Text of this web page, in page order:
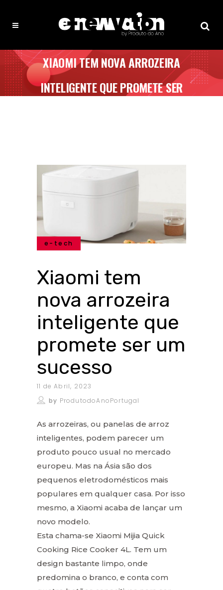
XIAOMI TEM NOVA ARROZEIRA
INTELIGENTE QUE PROMETE SER
e-tech
Xiaomi tem
nova arrozeira
inteligente que
promete ser um
sucesso
11 de Abril, 2023
by ProdutodoAnoPortugal
As arrozeiras, ou panelas de arroz
inteligentes, podem parecer um
produto pouco usual no mercado
europeu. Mas na Ásia são dos
pequenos eletrodomésticos mais
populares em qualquer casa. Por isso
mesmo, a Xiaomi acaba de lançar um
novo modelo.
Esta chama-se Xiaomi Mijia Quick
Cooking Rice Cooker 4L. Tem um
design bastante limpo, onde
predomina o branco, e conta com